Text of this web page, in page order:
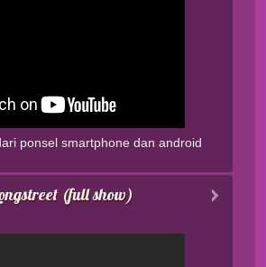
ponsel smartphone dan android
(full show)